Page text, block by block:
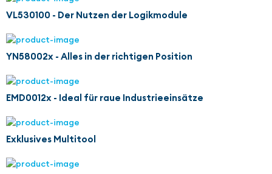
VL530100 - Der Nutzen der Logikmodule
YN58002x - Alles in der richtigen Position
EMD0012x - Ideal für raue Industrieeinsätze
Exklusives Multitool